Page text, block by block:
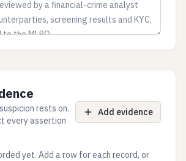
rests on.
every assertion
Add evidence
yet. Add a row for each record, or